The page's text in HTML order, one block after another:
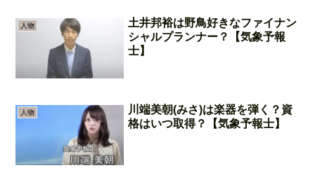
人物
土井邦裕は野鳥好きなファイナン
シャルプランナー？【気象予報
士】
人物
川端美朝(みさ)は楽器を弾く？資
格はいつ取得？【気象予報士】